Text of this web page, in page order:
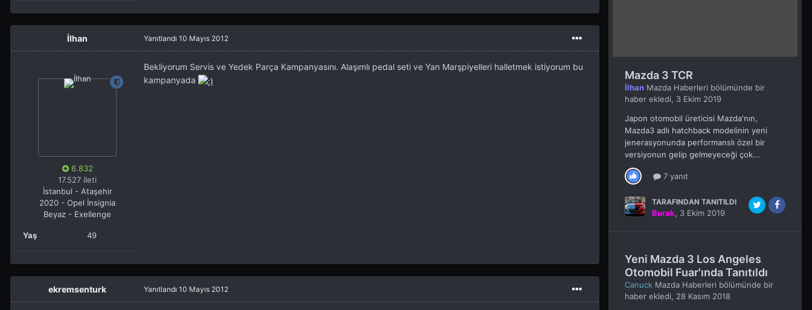
İlhan
6.832
17.527 ileti
İstanbul - Ataşehir
2020 - Opel İnsignia
Beyaz - Exellenge
Yaş 49
Yanıtlandı 10 Mayıs 2012
Bekliyorum Servis ve Yedek Parça Kampanyasını. Alaşımlı pedal seti ve Yan Marşpiyelleri halletmek istiyorum bu
kampanyada
ekremsenturk Yanıtlandı 10 Mayıs 2012
Mazda 3 TCR
İlhan Mazda Haberleri bölümünde bir
haber ekledi, 3 Ekim 2019
Japon otomobil üreticisi Mazda'nın,
Mazda3 adlı hatchback modelinin yeni
jenerasyonunda performanslı özel bir
versiyonun gelip gelmeyeceği çok...
7 yanıt
TARAFINDAN TANITILDI
Burak, 3 Ekim 2019
Yeni Mazda 3 Los Angeles
Otomobil Fuar'ında Tanıtıldı
Canuck Mazda Haberleri bölümünde bir
haber ekledi, 28 Kasım 2018